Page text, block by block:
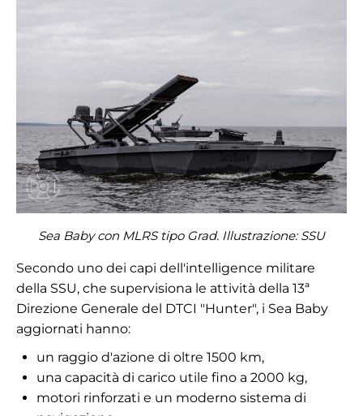
Sea Baby con MLRS tipo Grad. Illustrazione:SSU
Secondo uno dei capi dell'intelligence militare
della SSU, che supervisiona le attività della 13ª
Direzione Generale del DTCI "Hunter", i Sea Baby
aggiornati hanno:
un raggio d'azione di oltre 1500 km,
una capacità di carico utile fino a 2000 kg,
motori rinforzati e un moderno sistema di